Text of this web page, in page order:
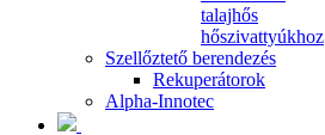
talajhős
hőszivattyúkhoz
Szellőztető berendezés
Rekuperátorok
Alpha-Innotec